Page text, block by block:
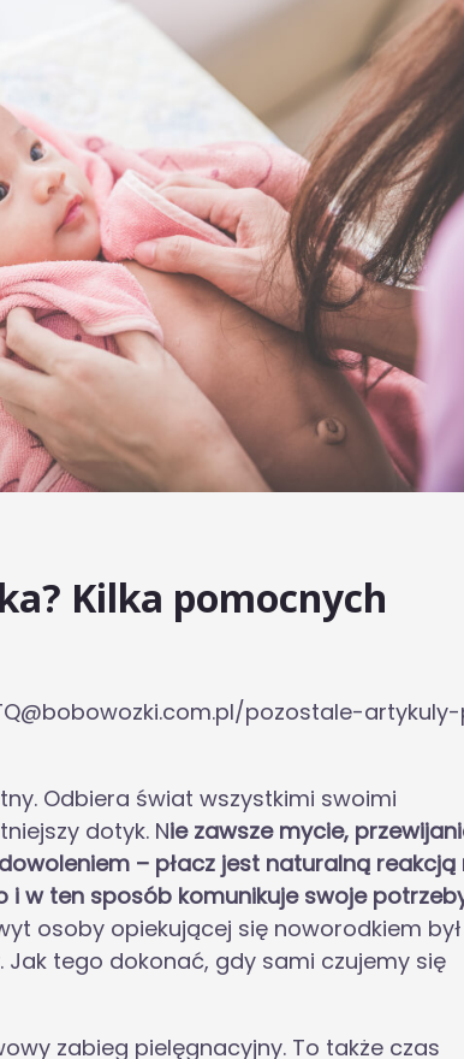
Kilka pomocnych
pozostale-
Odbiera świat wszystkimi swoimi
dotyk. Nie zawsze mycie,
– płacz jest naturalną reakcją
w ten sposób komunikuje swoje
osoby opiekującej się noworodkiem był
tego dokonać, gdy sami czujemy się
zabieg pielęgnacyjny. To także czas